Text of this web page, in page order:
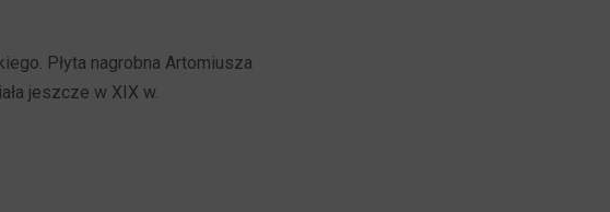
Płyta nagrobna Artomiusza
jeszcze w XIX w.